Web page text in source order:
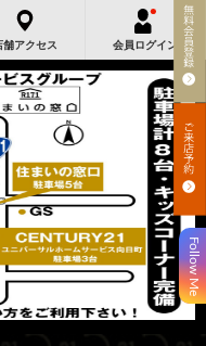
Follow Me
舗アクセス 会員ログイン